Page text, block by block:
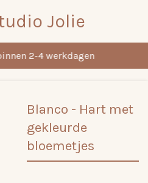
Jolie
2-4 werkdagen
Blanco - Hart met
gekleurde
bloemetjes